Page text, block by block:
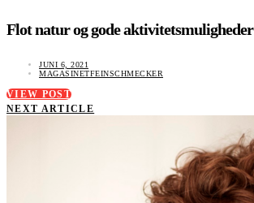
Flot natur og gode aktivitetsmuligheder
JUNI 6, 2021
MAGASINETFEINSCHMECKER
VIEW POST
NEXT ARTICLE